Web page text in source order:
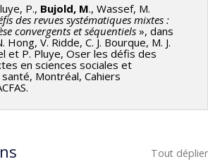
P., Bujold, M., Wassef, M.
des revues systématiques mixtes :
convergents et séquentiels », dans
Hong, V. Ridde, C. J. Bourque, M. J.
et P. Pluye, Oser les défis des
en sciences sociales et
Montréal, Cahiers
Tout déplier